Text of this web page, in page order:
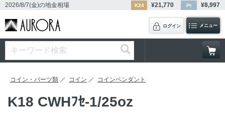
2026/8/7(金)の地金相場 K24 ¥21,770 Pt ¥8,997
ログイン メニュー
コイン・パーツ類 コイン コインペンダント
K18 CWHﾌｾ-1/25oz